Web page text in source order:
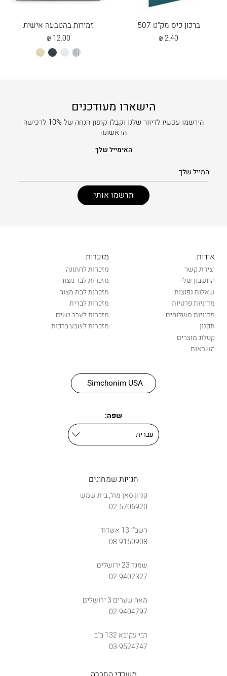
ברכון כיס מק"ט 507
2.40
₪
זמירות בהטבעה אישית
12.00
₪
כסוף לבן שחור שמנת
הישארו מעודכנים
הירשמו עכשיו לדיוור שלנו וקבלו קופון הנחה של 10% לרכישה
הראשונה
האימייל שלך
אודות
יצירת קשר
החשבון שלי
שאלות נפוצות
מדיניות פרטיות
מדיניות משלוחים
תקנון
קטלוג מוצרים
השראות
מזכרות
מזכרות לחתונה
מזכרות לבר מצוה
מזכרות לבת מצוה
מזכרות לברית
מזכרות לערב נשים
מזכרות לשבע ברכות
Simchonim USA
שפה:
חנויות שמחונים
קניון סאן מול, בית שמש
02-5706920
רשב"י 13 אשדוד
08-9150908
שמגר 23 ירושלים
02-9402327
מאה שערים 3 ירושלים
02-9404797
רבי עקיבא 132 ב״ב
03-9524747